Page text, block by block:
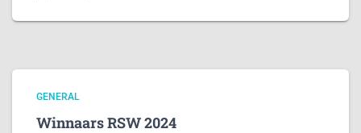
GENERAL
Winnaars RSW 2024